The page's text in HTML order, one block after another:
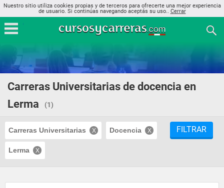
Nuestro sitio utiliza cookies propias y de terceros para ofrecerte una mejor experiencia
de usuario. Si continúas navegando aceptás su uso.. Cerrar
Carreras Universitarias de docencia en
Lerma
(1)
Carreras Universitarias Docencia
Lerma
FILTRAR